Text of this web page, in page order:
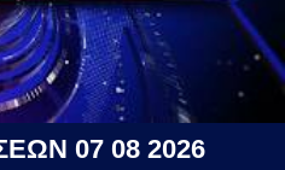
07 08 2026